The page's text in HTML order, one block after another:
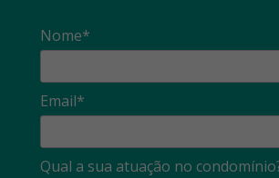
Nome*
Email*
Qual a sua atuação no